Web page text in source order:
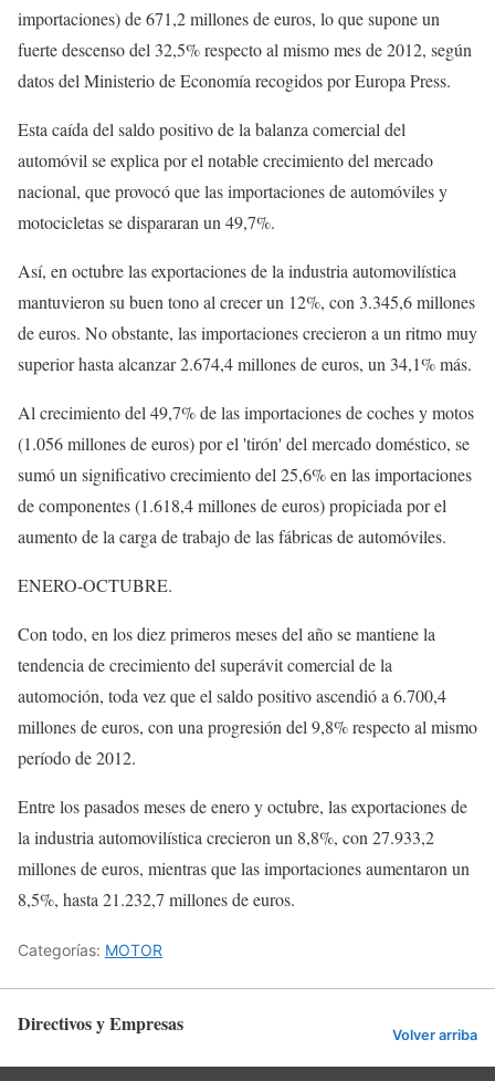
importaciones) de 671,2 millones de euros, lo que supone un
fuerte descenso del 32,5% respecto al mismo mes de 2012, según
datos del Ministerio de Economía recogidos por Europa Press.
Esta caída del saldo positivo de la balanza comercial del
automóvil se explica por el notable crecimiento del mercado
nacional, que provocó que las importaciones de automóviles y
motocicletas se dispararan un 49,7%.
Así, en octubre las exportaciones de la industria automovilística
mantuvieron su buen tono al crecer un 12%, con 3.345,6 millones
de euros. No obstante, las importaciones crecieron a un ritmo muy
superior hasta alcanzar 2.674,4 millones de euros, un 34,1% más.
Al crecimiento del 49,7% de las importaciones de coches y motos
(1.056 millones de euros) por el 'tirón' del mercado doméstico, se
sumó un significativo crecimiento del 25,6% en las importaciones
de componentes (1.618,4 millones de euros) propiciada por el
aumento de la carga de trabajo de las fábricas de automóviles.
ENERO-OCTUBRE.
Con todo, en los diez primeros meses del año se mantiene la
tendencia de crecimiento del superávit comercial de la
automoción, toda vez que el saldo positivo ascendió a 6.700,4
millones de euros, con una progresión del 9,8% respecto al mismo
período de 2012.
Entre los pasados meses de enero y octubre, las exportaciones de
la industria automovilística crecieron un 8,8%, con 27.933,2
millones de euros, mientras que las importaciones aumentaron un
8,5%, hasta 21.232,7 millones de euros.
Categorías: MOTOR
Directivos y Empresas Volver arriba